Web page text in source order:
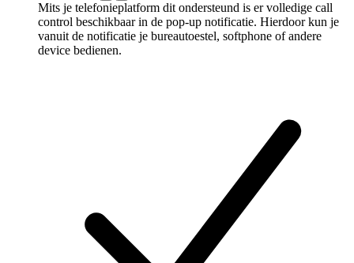
Mits je telefonieplatform dit ondersteund is er volledige call
control beschikbaar in de pop-up notificatie. Hierdoor kun je
vanuit de notificatie je bureautoestel, softphone of andere
device bedienen.